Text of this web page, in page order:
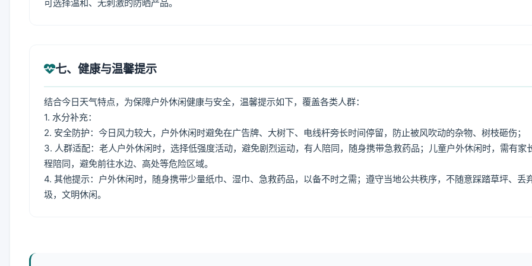
可选择温和、无刺激的防晒产品。
七、健康与温馨提示
结合今日天气特点，为保障户外休闲健康与安全，温馨提示如下，覆盖各类人群：
1. 水分补充：
2. 安全防护：今日风力较大，户外休闲时避免在广告牌、大树下、电线杆旁长时间停留，防止被风吹动的杂物、树枝砸伤；
3. 人群适配：老人户外休闲时，选择低强度活动，避免剧烈运动，有人陪同，随身携带急救药品；儿童户外休闲时，需有家
程陪同，避免前往水边、高处等危险区域。
4. 其他提示：户外休闲时，随身携带少量纸巾、湿巾、急救药品，以备不时之需；遵守当地公共秩序，不随意踩踏草坪、丢
圾，文明休闲。